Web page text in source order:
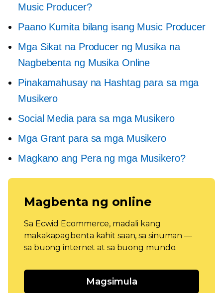
Music Producer?
Paano Kumita bilang isang Music Producer
Mga Sikat na Producer ng Musika na
Nagbebenta ng Musika Online
Pinakamahusay na Hashtag para sa mga
Musikero
Social Media para sa mga Musikero
Mga Grant para sa mga Musikero
Magkano ang Pera ng mga Musikero?
Magbenta ng online
Sa Ecwid Ecommerce, madali kang
makakapagbenta kahit saan, sa sinuman —
sa buong internet at sa buong mundo.
Magsimula